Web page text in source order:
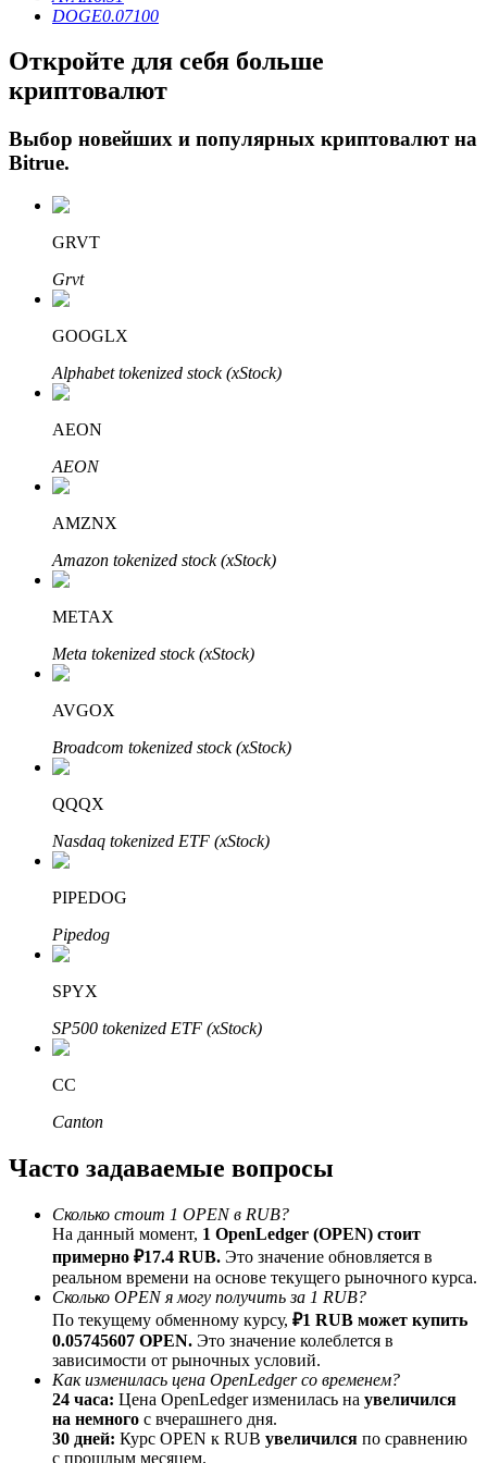
Авто Инвест
Получите долгосрочную прибыль и гибкие проценты
Изучите стейкинг
Узнайте о пассивном доходе
Bitrue
AI
Партнеры Bitrue
До 65% комиссии!
Реферал
Пригласите друга, чтобы получить денежные
вознаграждения
BTC Welcome Rewards
DOGE0.07100
Откройте для себя больше
криптовалют
Выбор новейших и популярных криптовалют на
Bitrue.
GRVT
Grvt
GOOGLX
Alphabet tokenized stock (xStock)
AEON
AEON
AMZNX
Amazon tokenized stock (xStock)
METAX
Meta tokenized stock (xStock)
AVGOX
Broadcom tokenized stock (xStock)
QQQX
Nasdaq tokenized ETF (xStock)
PIPEDOG
Pipedog
SPYX
SP500 tokenized ETF (xStock)
CC
Canton
Часто задаваемые вопросы
Сколько стоит 1 OPEN в RUB?
На данный момент, 1 OpenLedger (OPEN) стоит
примерно ₽17.4 RUB. Это значение обновляется в
реальном времени на основе текущего рыночного курса.
Сколько OPEN я могу получить за 1 RUB?
По текущему обменному курсу, ₽1 RUB может купить
0.05745607 OPEN. Это значение колеблется в
зависимости от рыночных условий.
Как изменилась цена OpenLedger со временем?
24 часа: Цена OpenLedger изменилась на увеличился
на немного с вчерашнего дня.
30 дней: Курс OPEN к RUB увеличился по сравнению
с прошлым месяцем.